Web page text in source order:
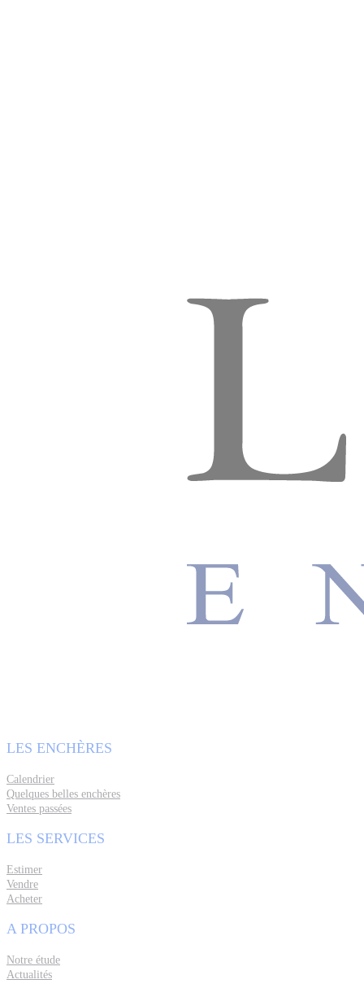
LES ENCHÈRES
Calendrier
Quelques belles enchères
Ventes passées
LES SERVICES
Estimer
Vendre
Acheter
A PROPOS
Notre étude
Actualités